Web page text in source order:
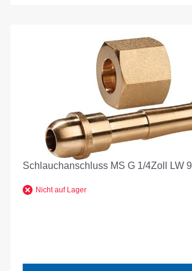
Schlauchanschluss MS G 1/4Zoll LW 9
Nicht auf Lager